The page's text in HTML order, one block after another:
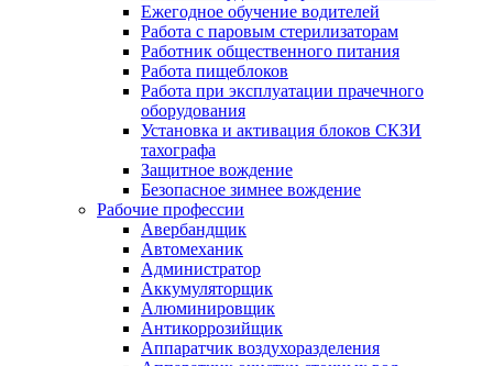
Ежегодное обучение водителей
Работа с паровым стерилизаторам
Работник общественного питания
Работа пищеблоков
Работа при эксплуатации прачечного
оборудования
Установка и активация блоков СКЗИ
тахографа
Защитное вождение
Безопасное зимнее вождение
Рабочие профессии
Авербандщик
Автомеханик
Администратор
Аккумуляторщик
Алюминировщик
Антикоррозийщик
Аппаратчик воздухоразделения